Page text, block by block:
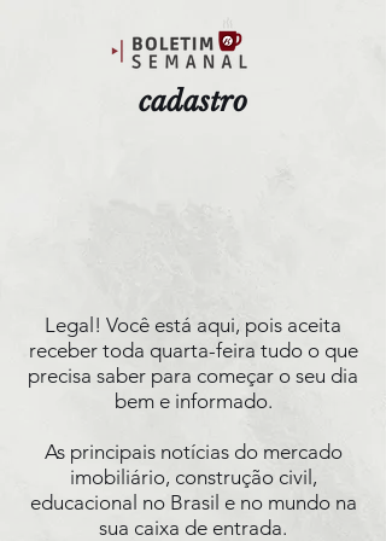
cadastro
Legal! Você está aqui, pois aceita
receber toda quarta-feira tudo o que
precisa saber para começar o seu dia
bem e informado.
As principais notícias do mercado
imobiliário, construção civil,
educacional no Brasil e no mundo na
sua caixa de entrada.